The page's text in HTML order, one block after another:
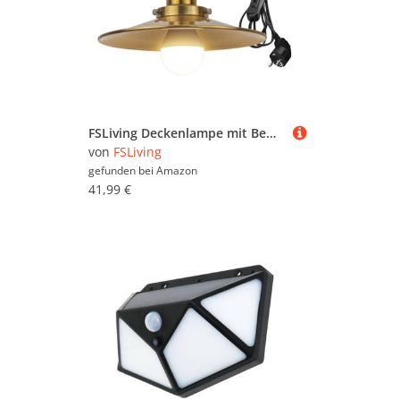
FSLiving Deckenlampe mit Bewegungsmelder Innen, Industrielles Eisen Deckenleuchte Radar Bewegungssensor mit 4,5m Kabel und E27 Lampenfassung für Flur Badezimmer Treppe Garage(DZTB2773),Gold
von FSLiving
gefunden bei Amazon
41,99 €